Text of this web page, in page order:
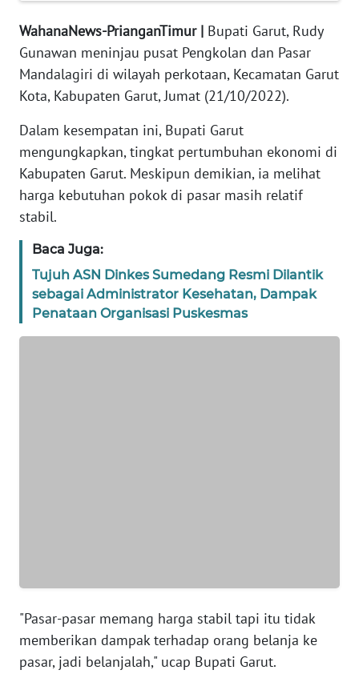
WahanaNews-PrianganTimur | Bupati Garut, Rudy
Gunawan meninjau pusat Pengkolan dan Pasar
Mandalagiri di wilayah perkotaan, Kecamatan Garut
Kota, Kabupaten Garut, Jumat (21/10/2022).
Dalam kesempatan ini, Bupati Garut
mengungkapkan, tingkat pertumbuhan ekonomi di
Kabupaten Garut. Meskipun demikian, ia melihat
harga kebutuhan pokok di pasar masih relatif
stabil.
Baca Juga:
Tujuh ASN Dinkes Sumedang Resmi Dilantik
sebagai Administrator Kesehatan, Dampak
Penataan Organisasi Puskesmas
"Pasar-pasar memang harga stabil tapi itu tidak
memberikan dampak terhadap orang belanja ke
pasar, jadi belanjalah," ucap Bupati Garut.
KAMI
PEDOMAN
SIBER
REDAKSI
KARIR
Wahana
Regional
WN